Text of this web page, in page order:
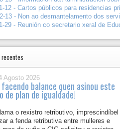
12 - Cartos públicos para residencias
13 - Non ao desmantelamento dos
29 - Reunión co secretario xeral de
Agosto 2026
facendo balance quen asinou este
de plan de igualdade!
o rexistro retributivo, imprescindíbel
a fenda retributiva entre mulleres e